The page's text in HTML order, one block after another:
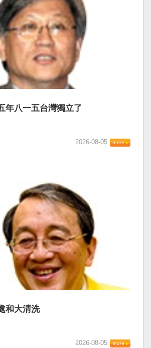
年八一五台灣獨立了
2026-08-05
和大清洗
2026-08-05